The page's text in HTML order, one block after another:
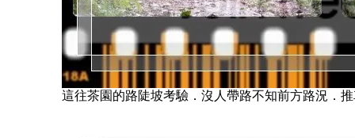
這往茶園的路陡坡考驗．沒人帶路不知前方路況．